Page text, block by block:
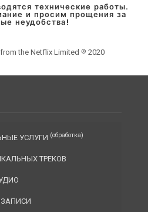
технические работы.
и просим прощения за
неудобства!
from the Netflix Limited ℗ 2020
УСЛУГИ (обработка)
ТРЕКОВ